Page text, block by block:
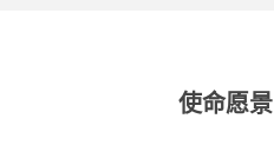
使命愿景